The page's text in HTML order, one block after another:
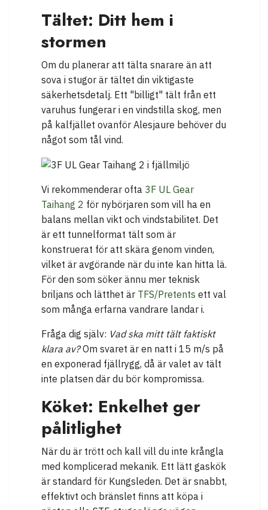
Tältet: Ditt hem i
stormen
Om du planerar att tälta snarare än att
sova i stugor är tältet din viktigaste
säkerhetsdetalj. Ett "billigt" tält från ett
varuhus fungerar i en vindstilla skog, men
på kalfjället ovanför Alesjaure behöver du
något som tål vind.
Vi rekommenderar ofta 3F UL Gear
Taihang 2 för nybörjaren som vill ha en
balans mellan vikt och vindstabilitet. Det
är ett tunnelformat tält som är
konstruerat för att skära genom vinden,
vilket är avgörande när du inte kan hitta lä.
För den som söker ännu mer teknisk
briljans och lätthet är TFS/Pretents ett val
som många erfarna vandrare landar i.
Fråga dig själv: Vad ska mitt tält faktiskt
klara av?Om svaret är en natt i 15 m/s på
en exponerad fjällrygg, då är valet av tält
inte platsen där du bör kompromissa.
Köket: Enkelhet ger
pålitlighet
När du är trött och kall vill du inte krångla
med komplicerad mekanik. Ett lätt gaskök
är standard för Kungsleden. Det är snabbt,
effektivt och bränslet finns att köpa i